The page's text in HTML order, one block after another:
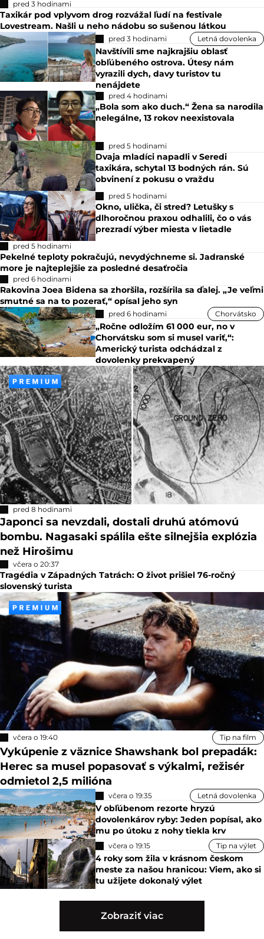
pred 3 hodinami
Taxikár pod vplyvom drog rozvážal ľudí na festivale
Lovestream. Našli u neho nádobu so sušenou látkou
pred 3 hodinami Letná dovolenka
Navštívili sme najkrajšiu oblasť
obľúbeného ostrova. Útesy nám
vyrazili dych, davy turistov tu
nenájdete
pred 4 hodinami
„Bola som ako duch.“ Žena sa narodila
nelegálne, 13 rokov neexistovala
pred 5 hodinami
Dvaja mladíci napadli v Seredi
taxikára, schytal 13 bodných rán. Sú
obvinení z pokusu o vraždu
pred 5 hodinami
Okno, ulička, či stred? Letušky s
dlhoročnou praxou odhalili, čo o vás
prezradí výber miesta v lietadle
pred 5 hodinami
Pekelné teploty pokračujú, nevydýchneme si. Jadranské
more je najteplejšie za posledné desaťročia
pred 6 hodinami
Rakovina Joea Bidena sa zhoršila, rozšírila sa ďalej. „Je veľmi
smutné sa na to pozerať,“ opísal jeho syn
pred 6 hodinami Chorvátsko
„Ročne odložím 61 000 eur, no v
Chorvátsku som si musel variť,“:
Americký turista odchádzal z
dovolenky prekvapený
pred 8 hodinami
Japonci sa nevzdali, dostali druhú atómovú
bombu. Nagasaki spálila ešte silnejšia explózia
než Hirošimu
včera o 20:37
Tragédia v Západných Tatrách: O život prišiel 76-ročný
slovenský turista
včera o 19:40 Tip na film
Vykúpenie z väznice Shawshank bol prepadák:
Herec sa musel popasovať s výkalmi, režisér
odmietol 2,5 milióna
včera o 19:35 Letná dovolenka
V obľúbenom rezorte hryzú
dovolenkárov ryby: Jeden popísal, ako
mu po útoku z nohy tiekla krv
včera o 19:15 Tip na výlet
4 roky som žila v krásnom českom
meste za našou hranicou: Viem, ako si
tu užijete dokonalý výlet
Zobraziť viac